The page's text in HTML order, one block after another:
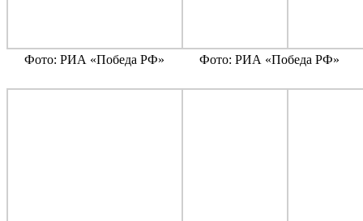
Фото: РИА «Победа РФ» Фото: РИА «Победа РФ»